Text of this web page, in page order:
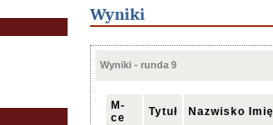
Wyniki
Wyniki - runda 9
M-
ce
Tytuł Nazwisko Imię